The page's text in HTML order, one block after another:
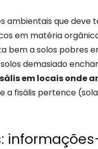
ambientais que deve
em matéria
bem a solos pobres
demasiado
em locais onde
a fisális pertence